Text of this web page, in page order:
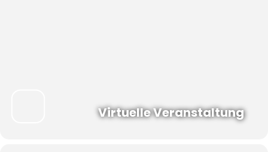
Virtuelle Veranstaltung